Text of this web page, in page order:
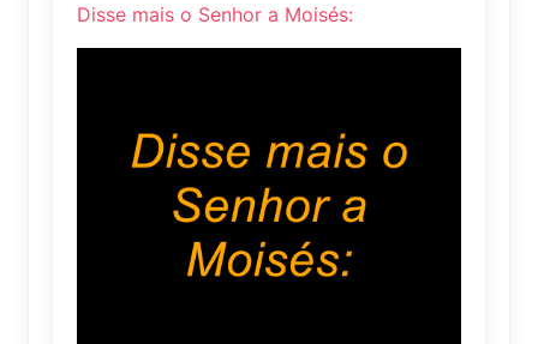
Disse mais o Senhor a Moisés: